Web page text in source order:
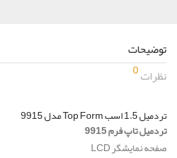
توضیحات
نظرات0
تردمیل 1.5 اسب Top Form مدل 9915
تردمیل تاپ فرم 9915
صفحه نمایشگر